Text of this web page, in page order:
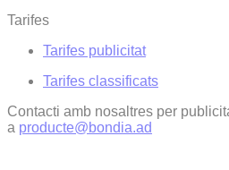
Tarifes
Tarifes publicitat
Tarifes classificats
Contacti amb nosaltres per
a producte@bondia.ad